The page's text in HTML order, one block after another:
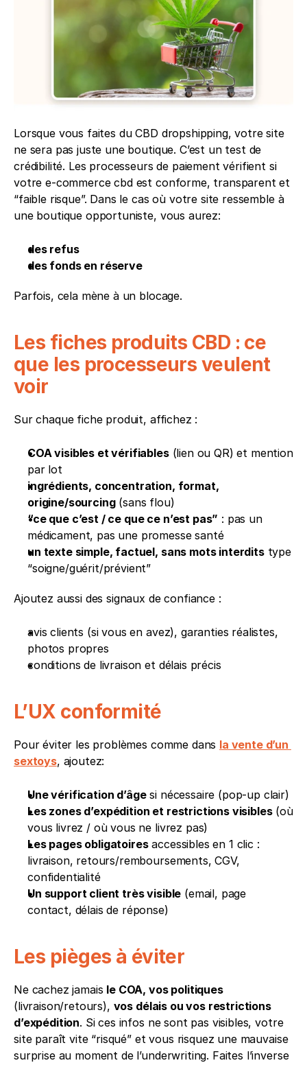
Lorsque vous faites du CBD dropshipping, votre site
ne sera pas juste une boutique. C’est un test de
crédibilité. Les processeurs de paiement vérifient si
votre e-commerce cbd est conforme, transparent et
“faible risque”. Dans le cas où votre site ressemble à
une boutique opportuniste, vous aurez:
des refus
des fonds en réserve
Parfois, cela mène à un blocage.
Les fiches produits CBD : ce
que les processeurs veulent
voir
Sur chaque fiche produit, affichez :
COA visibles et vérifiables (lien ou QR) et mention
par lot
ingrédients, concentration, format,
origine/sourcing (sans flou)
“ce que c’est / ce que ce n’est pas” : pas un
médicament, pas une promesse santé
un texte simple, factuel, sans mots interdits type
“soigne/guérit/prévient”
Ajoutez aussi des signaux de confiance :
avis clients (si vous en avez), garanties réalistes,
photos propres
conditions de livraison et délais précis
L’UX conformité
Pour éviter les problèmes comme dans la vente d’un
sextoys, ajoutez:
Une vérification d’âge si nécessaire (pop-up clair)
Les zones d’expédition et restrictions visibles (où
vous livrez / où vous ne livrez pas)
Les pages obligatoires accessibles en 1 clic :
livraison, retours/remboursements, CGV,
confidentialité
Un support client très visible (email, page
contact, délais de réponse)
Les pièges à éviter
Ne cachez jamais le COA, vos politiques
(livraison/retours), vos délais ou vos restrictions
d’expédition. Si ces infos ne sont pas visibles, votre
site paraît vite “risqué” et vous risquez une mauvaise
surprise au moment de l’underwriting. Faites l’inverse